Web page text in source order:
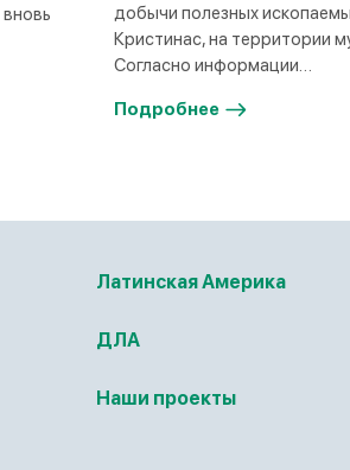
добычи полезных
Кристинас, на территории
Согласно информации…
Подробнее
Латинская Америка
ДЛА
Наши проекты